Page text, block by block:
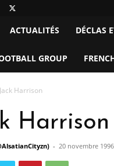
Manchester
City
FC
–
France
ACTUALITÉS DÉCLAS
GROUP
Jack Harrison
Harrison
- 20 novembre 1996